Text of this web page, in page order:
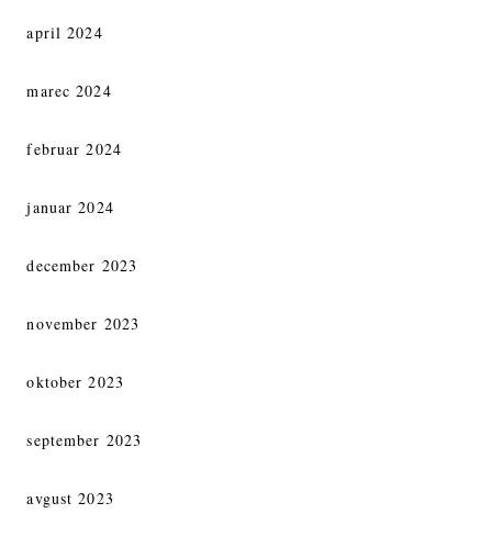
april 2024
marec 2024
februar 2024
januar 2024
december 2023
november 2023
oktober 2023
september 2023
avgust 2023